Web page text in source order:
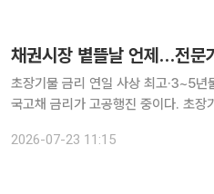
채권시장 볕뜰날 언제…전문
초장기물 금리 연일 사상 최고·3~5년
국고채 금리가 고공행진 중이다. 초
가에도 불구하고 연속(백투백) 금리
2026-07-23 11:15